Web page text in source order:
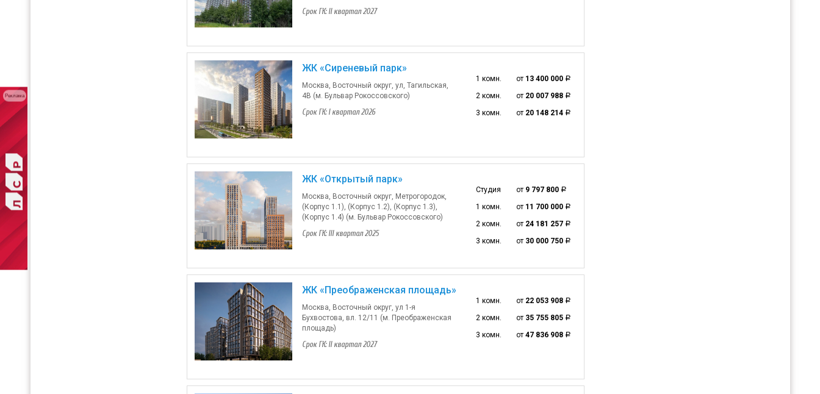
Срок ГК: II квартал 2027
ЖК «Сиреневый парк»
Москва, Восточный округ, ул, Тагильская,
4В (м. Бульвар Рокоссовского)
Срок ГК: I квартал 2026
1 комн. от 13 400 000 a
2 комн. от 20 007 988 a
3 комн. от 20 148 214 a
ЖК «Открытый парк»
Москва, Восточный округ, Метрогородок,
(Корпус 1.1), (Корпус 1.2), (Корпус 1.3),
(Корпус 1.4) (м. Бульвар Рокоссовского)
Срок ГК: III квартал 2025
Студия от 9 797 800 a
1 комн. от 11 700 000 a
2 комн. от 24 181 257 a
3 комн. от 30 000 750 a
ЖК «Преображенская площадь»
Москва, Восточный округ, ул 1-я
Бухвостова, вл. 12/11 (м. Преображенская
площадь)
Срок ГК: II квартал 2027
1 комн. от 22 053 908 a
2 комн. от 35 755 805 a
3 комн. от 47 836 908 a
Реклама